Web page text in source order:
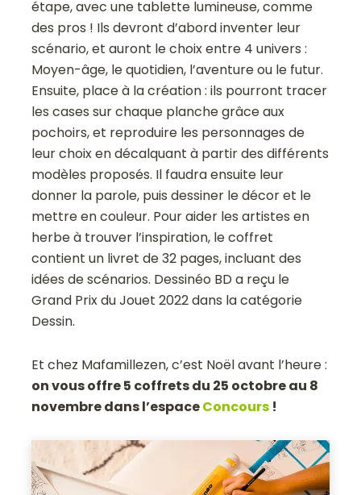
étape, avec une tablette lumineuse, comme
des pros ! Ils devront d’abord inventer leur
scénario, et auront le choix entre 4 univers :
Moyen-âge, le quotidien, l’aventure ou le futur.
Ensuite, place à la création : ils pourront tracer
les cases sur chaque planche grâce aux
pochoirs, et reproduire les personnages de
leur choix en décalquant à partir des différents
modèles proposés. Il faudra ensuite leur
donner la parole, puis dessiner le décor et le
mettre en couleur. Pour aider les artistes en
herbe à trouver l’inspiration, le coffret
contient un livret de 32 pages, incluant des
idées de scénarios. Dessinéo BD a reçu le
Grand Prix du Jouet 2022 dans la catégorie
Dessin.
Et chez Mafamillezen, c’est Noël avant l’heure :
on vous offre 5 coffrets du 25 octobre au 8
novembre dans l’espaceConcours !